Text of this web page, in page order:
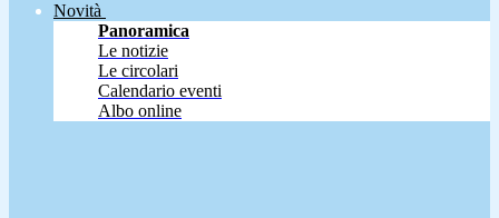
Novità
Panoramica
Le notizie
Le circolari
Calendario eventi
Albo online